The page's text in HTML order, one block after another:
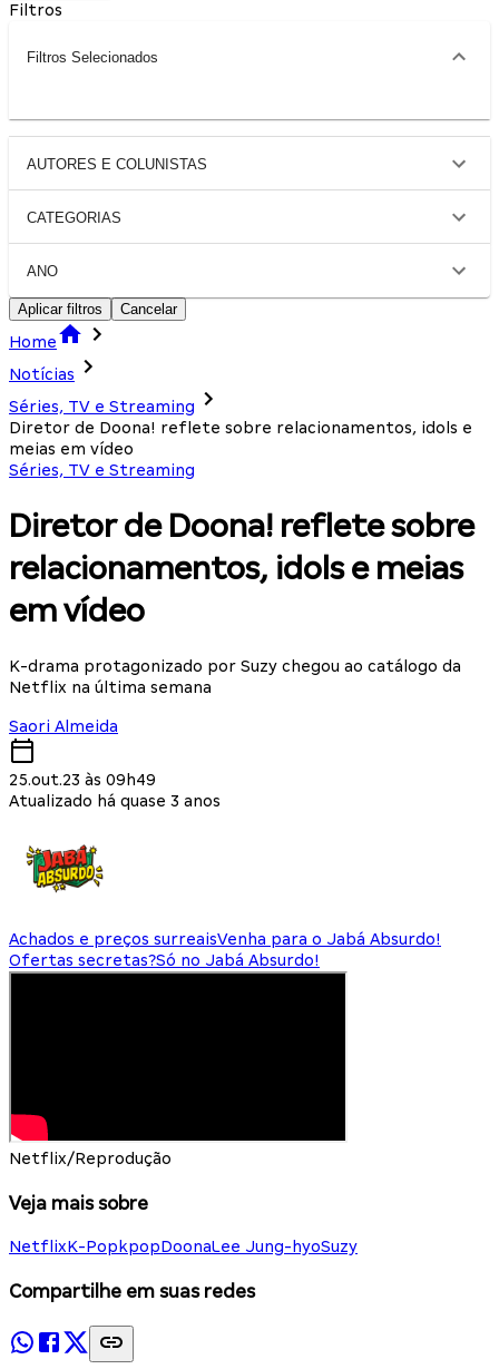
Filtros
Filtros Selecionados
AUTORES E COLUNISTAS
CATEGORIAS
ANO
Aplicar filtros Cancelar
Home
Notícias
Séries, TV e Streaming
Diretor de Doona! reflete sobre relacionamentos, idols e
meias em vídeo
Séries, TV e Streaming
Diretor de Doona! reflete sobre
relacionamentos, idols e meias
em vídeo
K-drama protagonizado por Suzy chegou ao catálogo da
Netflix na última semana
Saori Almeida
25.out.23 às 09h49
Atualizado há quase 3 anos
Achados e preços surreaisVenha para o Jabá Absurdo!
Ofertas secretas?Só no Jabá Absurdo!
Netflix/Reprodução
Veja mais sobre
NetflixK-Pop kpopDoonaLee Jung-hyoSuzy
Compartilhe em suas redes